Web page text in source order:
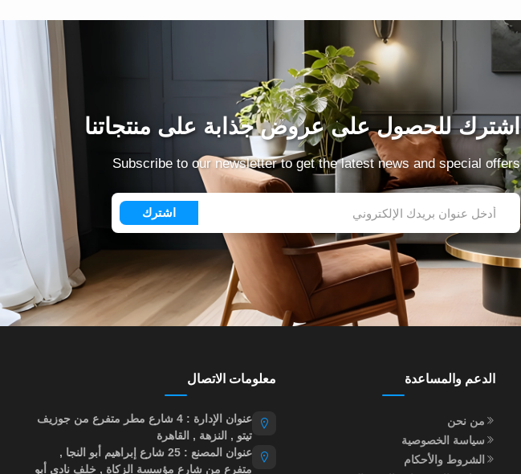
اشترك للحصول على عروض جذابة على منتجاتنا
Subscribe to our newsletter to get the latest news and special offers
اشترك
الدعم والمساعدة
من نحن
سياسة الخصوصية
الشروط والأحكام
معلومات الاتصال
عنوان الإدارة : 4 شارع مطر متفرع من جوزيف
تيتو , النزهة , القاهرة
عنوان المصنع : 25 شارع إبراهيم أبو النجا ,
متفرع من شارع مؤسسة الزكاة , خلف نادي أبو